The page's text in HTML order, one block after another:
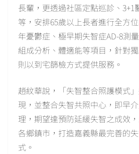
長輩，更透過社區定點巡診、3+1
等，安排65歲以上長者進行全方
年憂鬱症、極早期失智症AD-8測
組成分析、體適能等項目，針對
則以到宅篩檢方式提供服務。
趙紋華說，「失智整合照護模式
現，並整合失智共照中心，即早
理，期望達預防延緩失智之成效
各鄉鎮市，打造嘉義縣最完善的
式。